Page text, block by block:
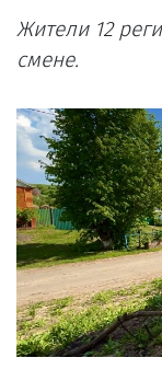
Жители 12
смене.